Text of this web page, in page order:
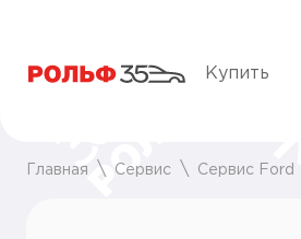
Купить
Главная Сервис Сервис Ford